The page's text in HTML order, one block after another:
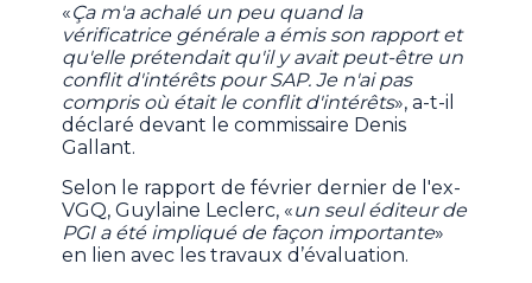
«Ça m'a achalé un peu quand la
vérificatrice générale a émis son rapport et
qu'elle prétendait qu'il y avait peut-être un
conflit d'intérêts pour SAP. Je n'ai pas
compris où était le conflit d'intérêts», a-t-il
déclaré devant le commissaire Denis
Gallant.
Selon le rapport de février dernier de l'ex-
VGQ, Guylaine Leclerc, «un seul éditeur de
PGI a été impliqué de façon importante»
en lien avec les travaux d’évaluation.